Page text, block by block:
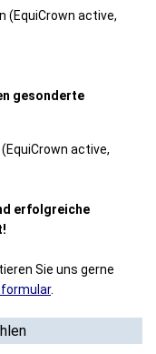
(EquiCrown active,
gesonderte
active,
erfolgreiche
Sie uns gerne
.